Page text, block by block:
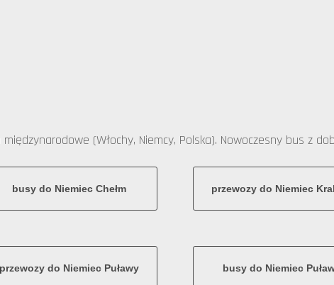
(Włochy, Niemcy, Polska). Nowoczesny bus z
busy do Niemiec Chełm przewozy do Niemiec
przewozy do Niemiec Puławy busy do Niemiec